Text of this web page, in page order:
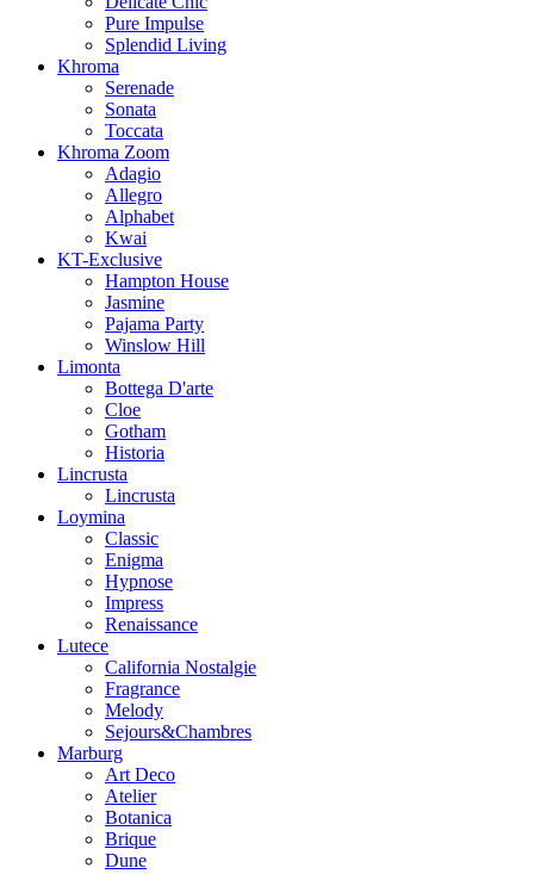
Pure Impulse
Splendid Living
Khroma
Serenade
Sonata
Toccata
Khroma Zoom
Adagio
Allegro
Alphabet
Kwai
KT-Exclusive
Hampton House
Jasmine
Pajama Party
Winslow Hill
Limonta
Bottega D'arte
Cloe
Gotham
Historia
Lincrusta
Lincrusta
Loymina
Classic
Enigma
Hypnose
Impress
Renaissance
Lutece
California Nostalgie
Fragrance
Melody
Sejours&Chambres
Marburg
Art Deco
Atelier
Botanica
Brique
Dune